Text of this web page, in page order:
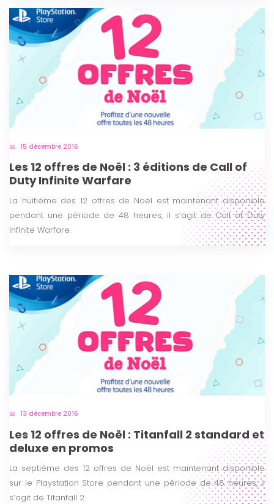
15 décembre 2016
Les 12 offres de Noël : 3 éditions de Call of
Duty Infinite Warfare
La huitième des 12 offres de Noël est maintenant disponible
pendant une période de 48 heures, il s’agit de Call of Duty
Infinite Warfare.
13 décembre 2016
Les 12 offres de Noël : Titanfall 2 standard et
deluxe en promos
La septième des 12 offres de Noël est maintenant disponible
sur le Playstation Store pendant une période de 48 heures, il
s’agit de Titanfall 2.